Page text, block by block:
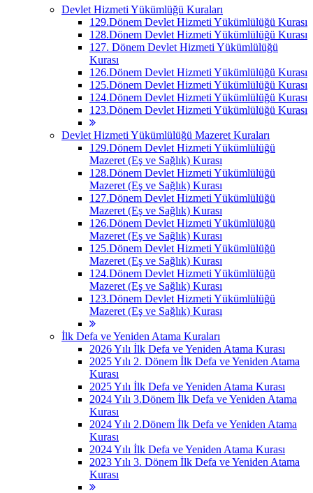
Devlet Hizmeti Yükümlüğü Kuraları
129.Dönem Devlet Hizmeti Yükümlülüğü Kurası
128.Dönem Devlet Hizmeti Yükümlülüğü Kurası
127. Dönem Devlet Hizmeti Yükümlülüğü
Kurası
126.Dönem Devlet Hizmeti Yükümlülüğü Kurası
125.Dönem Devlet Hizmeti Yükümlülüğü Kurası
124.Dönem Devlet Hizmeti Yükümlülüğü Kurası
123.Dönem Devlet Hizmeti Yükümlülüğü Kurası
Devlet Hizmeti Yükümlülüğü Mazeret Kuraları
129.Dönem Devlet Hizmeti Yükümlülüğü
Mazeret (Eş ve Sağlık) Kurası
128.Dönem Devlet Hizmeti Yükümlülüğü
Mazeret (Eş ve Sağlık) Kurası
127.Dönem Devlet Hizmeti Yükümlülüğü
Mazeret (Eş ve Sağlık) Kurası
126.Dönem Devlet Hizmeti Yükümlülüğü
Mazeret (Eş ve Sağlık) Kurası
125.Dönem Devlet Hizmeti Yükümlülüğü
Mazeret (Eş ve Sağlık) Kurası
124.Dönem Devlet Hizmeti Yükümlülüğü
Mazeret (Eş ve Sağlık) Kurası
123.Dönem Devlet Hizmeti Yükümlülüğü
Mazeret (Eş ve Sağlık) Kurası
İlk Defa ve Yeniden Atama Kuraları
2026 Yılı İlk Defa ve Yeniden Atama Kurası
2025 Yılı 2. Dönem İlk Defa ve Yeniden Atama
Kurası
2025 Yılı İlk Defa ve Yeniden Atama Kurası
2024 Yılı 3.Dönem İlk Defa ve Yeniden Atama
Kurası
2024 Yılı 2.Dönem İlk Defa ve Yeniden Atama
Kurası
2024 Yılı İlk Defa ve Yeniden Atama Kurası
2023 Yılı 3. Dönem İlk Defa ve Yeniden Atama
Kurası